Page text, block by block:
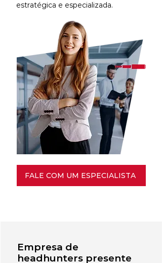
estratégica e especializada.
FALE COM UM ESPECIALISTA
Empresa de
headhunters presente